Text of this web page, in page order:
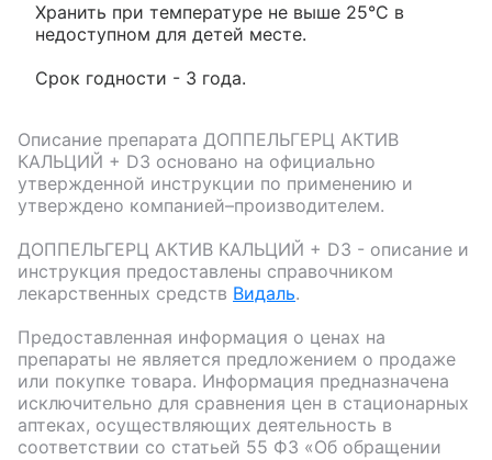
Хранить при температуре не выше 25°С в
недоступном для детей месте.
Срок годности - 3 года.
Описание препарата ДОППЕЛЬГЕРЦ АКТИВ
КАЛЬЦИЙ + D3 основано на официально
утвержденной инструкции по применению и
утверждено компанией–производителем.
ДОППЕЛЬГЕРЦ АКТИВ КАЛЬЦИЙ + D3 - описание и
инструкция предоставлены справочником
лекарственных средств Видаль.
Предоставленная информация о ценах на
препараты не является предложением о продаже
или покупке товара. Информация предназначена
исключительно для сравнения цен в стационарных
аптеках, осуществляющих деятельность в
соответствии со статьей 55 ФЗ «Об обращении